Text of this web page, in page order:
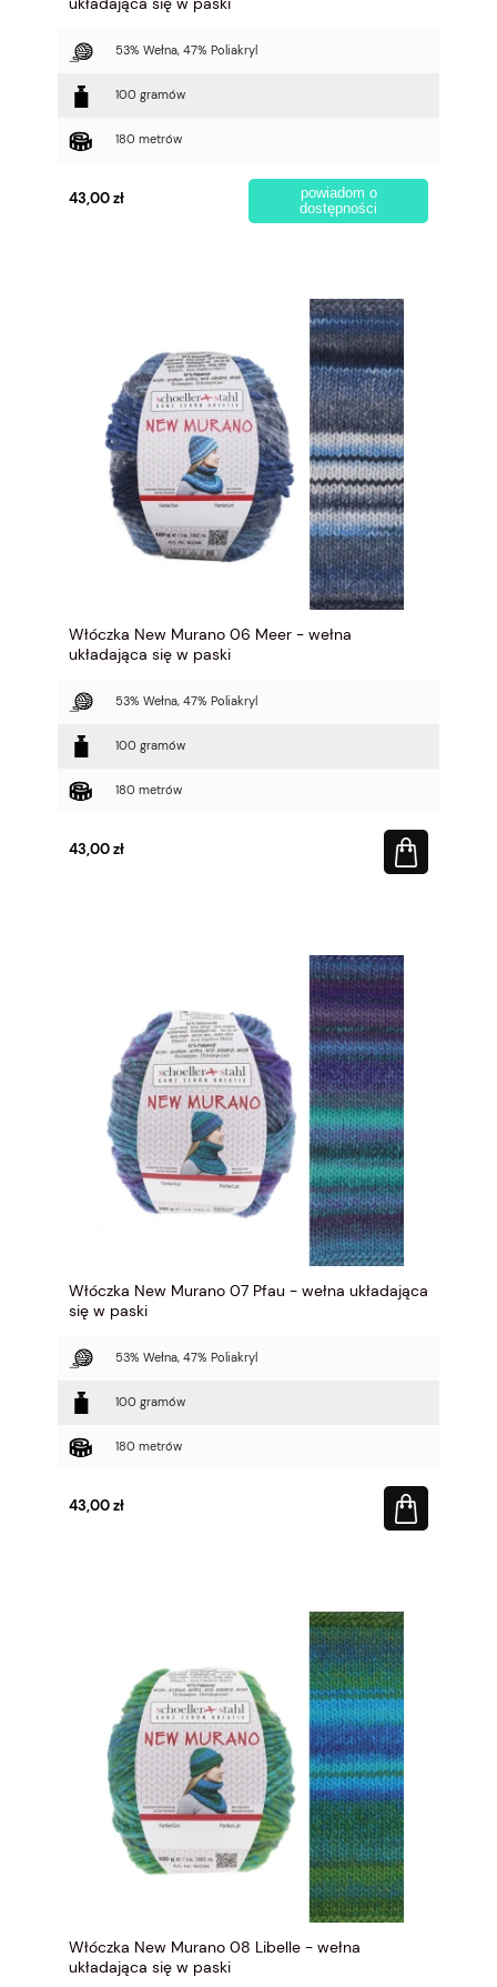
53% Wełna, 47% Poliakryl
100 gramów
180 metrów
43,00 zł
powiadom o
dostępności
Włóczka New Murano 06 Meer - wełna
układająca się w paski
53% Wełna, 47% Poliakryl
100 gramów
180 metrów
43,00 zł
Włóczka New Murano 07 Pfau - wełna układająca
się w paski
53% Wełna, 47% Poliakryl
100 gramów
180 metrów
43,00 zł
Włóczka New Murano 08 Libelle - wełna
układająca się w paski